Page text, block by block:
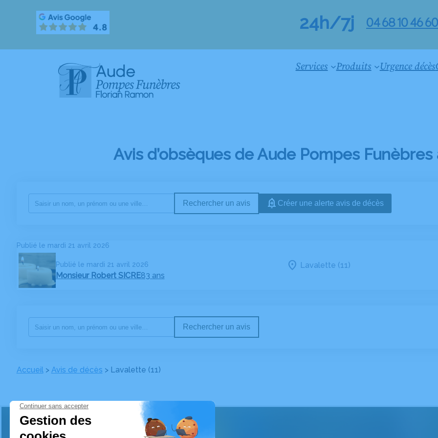
24h/7j 04 68 10 46
Services Produits Urgence décès
Avis d’obsèques de Aude Pompes Funèbres
Rechercher un avis Créer une alerte avis de décès
Publié le mardi 21 avril 2026
Publié le mardi 21 avril 2026
Monsieur Robert SICRE83 ans
Lavalette (11)
Rechercher un avis
Accueil> Avis de décès > Lavalette (11)